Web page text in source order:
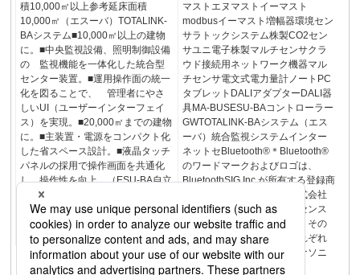
積10,000㎡以上参考延床面積
10,000㎡（エスーバ）TOTALINK-
BAシステム■10,000㎡以上の建物
に。■中央監視設備、照明制御設備
の 監視機能を一体化した統合型
センター装置。■運用操作面の統一
化を図ることで、 管理者にやさ
しいUI（ユーザーインターフェイ
ス）を実現。■20,000㎡までの建物
に。■主装置・電源をコンパクト化
した省スペース設計。■液晶タッチ
パネルの採用で操作画面を共通化
し、操作性を向上。（ESU-BA自立
盤タイプ）●1779頁をご覧くださ
い。中央監視設備と照明制御設備
を統合！自立盤タイプもご用意リ
ニューアルにもおすすめ
マストエヌマストイーマスト
modbusイーマスト増幅器環境セン
サラトックシステム株製CO2セン
サユニ電子株製マルチセンサクラ
ウド接続用ネットワーク機器マル
チセンサ電文式電力量計ノートPC
タブレットDALIアダプターDALI器
具MA-BUSESU-BAコントローラー
GWTOTALINK-BAシステム（エス
ーバ）統合監視システムインター
ネットセBluetooth®＊Bluetooth®
のワードマークおよびロゴは、
BluetoothSIG,Inc.が所有する登録商
標であり、パナソニック株式会社
は、これらのマークをライセンス
に基づいて使用しています。その
他の商標および商号は、それぞれ
の所有者に帰属します。パナソニ
ックのBAシステム